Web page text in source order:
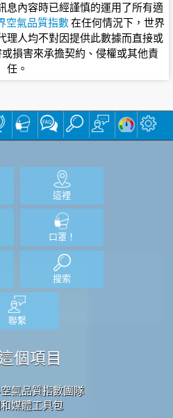
息內容時已經謹慎的運用了所有適
空氣品質指數在任何情況下，世界
理人均不對因提供此數據而直接或
損害來承擔契約、侵權或其他責
任。
這裡
口罩！
搜索
聯繫
個項目
氣品質指數團隊
媒體工具包